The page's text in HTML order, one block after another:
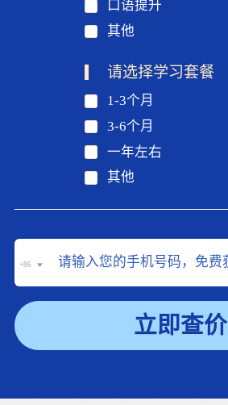
口语提升
其他
请选择学习套餐
1-3个月
3-6个月
一年左右
其他
+86
立即查价